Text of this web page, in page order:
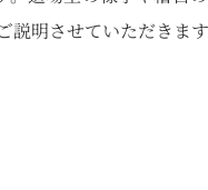
明させていただきます